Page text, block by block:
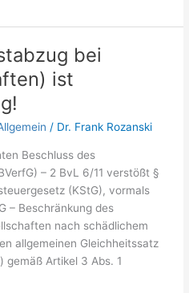
bei
ist
/ Dr. Frank Rozanski
Beschluss des
– 2 BvL 6/11 verstößt §
(KStG), vormals
– Beschränkung des
nach schädlichem
allgemeinen Gleichheitssatz
gemäß Artikel 3 Abs. 1